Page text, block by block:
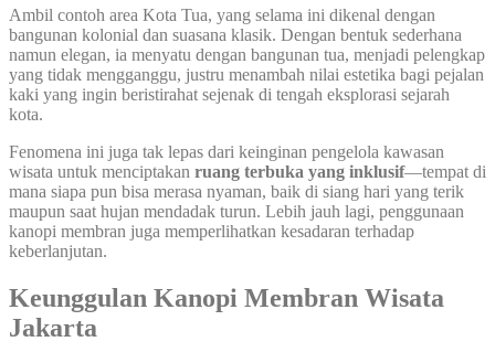
Ambil contoh area Kota Tua, yang selama ini dikenal dengan
bangunan kolonial dan suasana klasik. Dengan bentuk sederhana
namun elegan, ia menyatu dengan bangunan tua, menjadi pelengkap
yang tidak mengganggu, justru menambah nilai estetika bagi pejalan
kaki yang ingin beristirahat sejenak di tengah eksplorasi sejarah
kota.
Fenomena ini juga tak lepas dari keinginan pengelola kawasan
wisata untuk menciptakan ruang terbuka yang inklusif—tempat di
mana siapa pun bisa merasa nyaman, baik di siang hari yang terik
maupun saat hujan mendadak turun. Lebih jauh lagi, penggunaan
kanopi membran juga memperlihatkan kesadaran terhadap
keberlanjutan.
Keunggulan Kanopi Membran Wisata
Jakarta